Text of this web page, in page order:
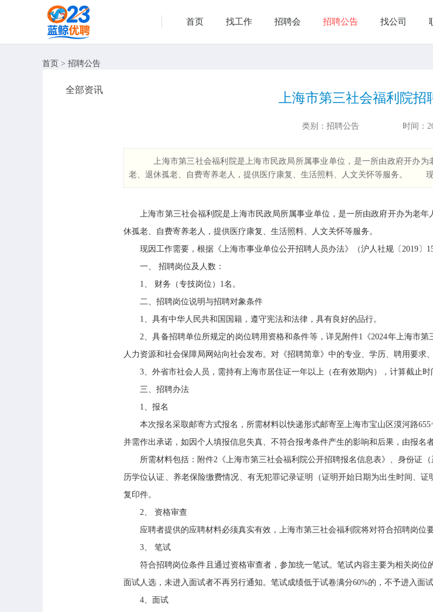
首页 找工作 招聘会 招聘公告 找公司
首页 > 招聘公告
全部资讯
上海市第三社会福利院招
类别：招聘公告 时间：
上海市第三社会福利院是上海市民政局所属事业单位，是一所由政府开办
老、退休孤老、自费寄养老人，提供医疗康复、生活照料、人文关怀等服务。
上海市第三社会福利院是上海市民政局所属事业单位，是一所由政府开办为老年
休孤老、自费寄养老人，提供医疗康复、生活照料、人文关怀等服务。
现因工作需要，根据《上海市事业单位公开招聘人员办法》（沪人社规〔2019〕
一、 招聘岗位及人数：
1、 财务（专技岗位）1名。
二、招聘岗位说明与招聘对象条件
1、具有中华人民共和国国籍，遵守宪法和法律，具有良好的品行。
2、具备招聘单位所规定的岗位聘用资格和条件等，详见附件1《2024年上海市第
人力资源和社会保障局网站向社会发布。对《招聘简章》中的专业、学历、聘用要求
3、外省市社会人员，需持有上海市居住证一年以上（在有效期内），计算截止时
三、招聘办法
1、报名
本次报名采取邮寄方式报名，所需材料以快递形式邮寄至上海市宝山区漠河路
并需作出承诺，如因个人填报信息失真、不符合报考条件产生的影响和后果，由报名
所需材料包括：附件2《上海市第三社会福利院公开招聘报名信息表》、身份证
历学位认证、养老保险缴费情况、有无犯罪记录证明（证明开始日期为出生时间、
复印件。
2、 资格审查
应聘者提供的应聘材料必须真实有效，上海市第三社会福利院将对符合招聘岗位
3、 笔试
符合招聘岗位条件且通过资格审查者，参加统一笔试。笔试内容主要为相关岗位
面试人选，未进入面试者不再另行通知。笔试成绩低于试卷满分60%的，不予进入面试
4、面试